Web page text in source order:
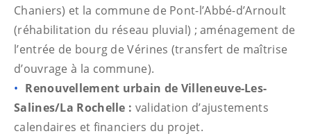
Chaniers) et la commune de Pont-l’Abbé-d’Arnoult
(réhabilitation du réseau pluvial) ; aménagement de
l’entrée de bourg de Vérines (transfert de maîtrise
d’ouvrage à la commune).
Renouvellement urbain de Villeneuve-Les-
Salines/La Rochelle : validation d’ajustements
calendaires et financiers du projet.